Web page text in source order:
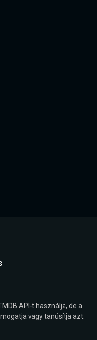
API-t használja, de a
vagy tanúsítja azt.